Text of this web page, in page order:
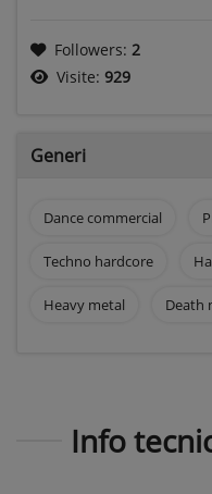
Followers: 2
Visite: 929
Generi
Dance commercial
Techno hardcore
Heavy metal Death
Info